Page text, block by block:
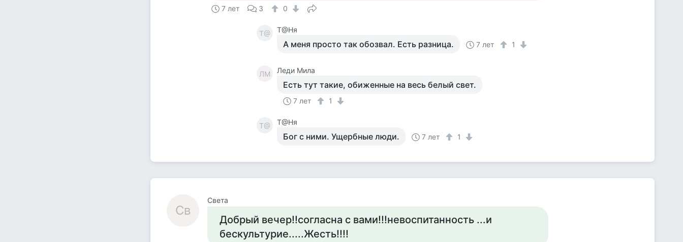
7 лет 3 0
Т@ Т@Ня
А меня просто так обозвал. Есть разница. 7 лет 1
ЛМ Леди Мила
Есть тут такие, обиженные на весь белый свет.
7 лет 1
Т@ Т@Ня
Бог с ними. Ущербные люди. 7 лет 1
Св
Света
Добрый вечер!!согласна с вами!!!невоспитанность ...и
бескультурие.....Жесть!!!!